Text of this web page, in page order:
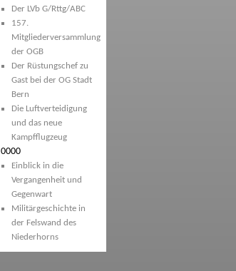
Der LVb G/Rttg/ABC
157.
Mitgliederversammlung
der OGB
Der Rüstungschef zu
Gast bei der OG Stadt
Bern
Die Luftverteidigung
und das neue
Kampfflugzeug
0000
Einblick in die
Vergangenheit und
Gegenwart
Militärgeschichte in
der Felswand des
Niederhorns